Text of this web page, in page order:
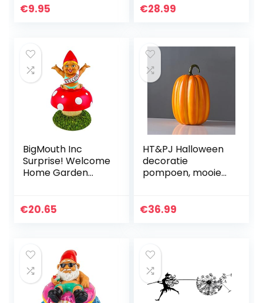
€9.95
Disney Halloween
€28.99
BigMouth Inc
Surprise! Welcome
Home Garden
€20.65
HT&PJ Halloween
decoratie
pompoen, mooie
ornamenten,
€36.99